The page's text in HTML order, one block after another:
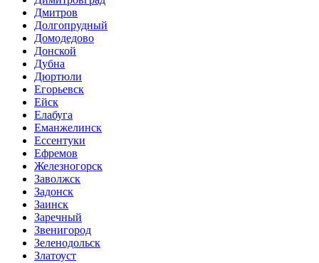
Дмитров
Долгопрудный
Домодедово
Донской
Дубна
Дюртюли
Егорьевск
Ейск
Елабуга
Еманжелинск
Ессентуки
Ефремов
Железногорск
Заволжск
Задонск
Заинск
Заречный
Звенигород
Зеленодольск
Златоуст